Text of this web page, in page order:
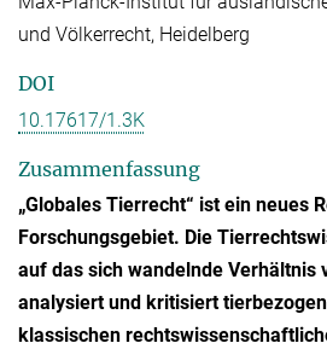
und Völkerrecht, Heidelberg
DOI
10.17617/1.3K
Zusammenfassung
„Globales Tierrecht“ ist ein neues
Forschungsgebiet. Die
auf das sich wandelnde Verhältnis
analysiert und kritisiert
klassischen